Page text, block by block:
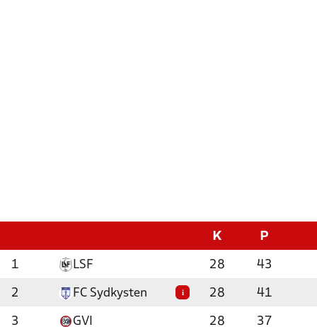
K P
1 LSF 28 43
2 FC Sydkysten i 28 41
3 GVI 28 37